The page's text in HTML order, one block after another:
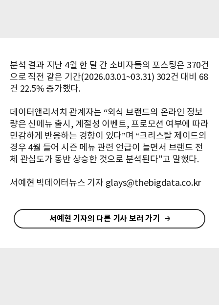
분석 결과 지난 4월 한 달 간 소비자들의 포스팅은 370건
으로 직전 같은 기간(2026.03.01~03.31) 302건 대비 68
건 22.5% 증가했다.
데이터앤리서치 관계자는 “외식 브랜드의 온라인 정보
량은 신메뉴 출시, 계절성 이벤트, 프로모션 여부에 따라
민감하게 반응하는 경향이 있다”며 “크리스탈 제이드의
경우 4월 들어 시즌 메뉴 관련 언급이 늘면서 브랜드 전
체 관심도가 동반 상승한 것으로 분석된다"고 말했다.
서예현 빅데이터뉴스 기자 glays@thebigdata.co.kr
서예현 기자의 다른 기사 보러 가기